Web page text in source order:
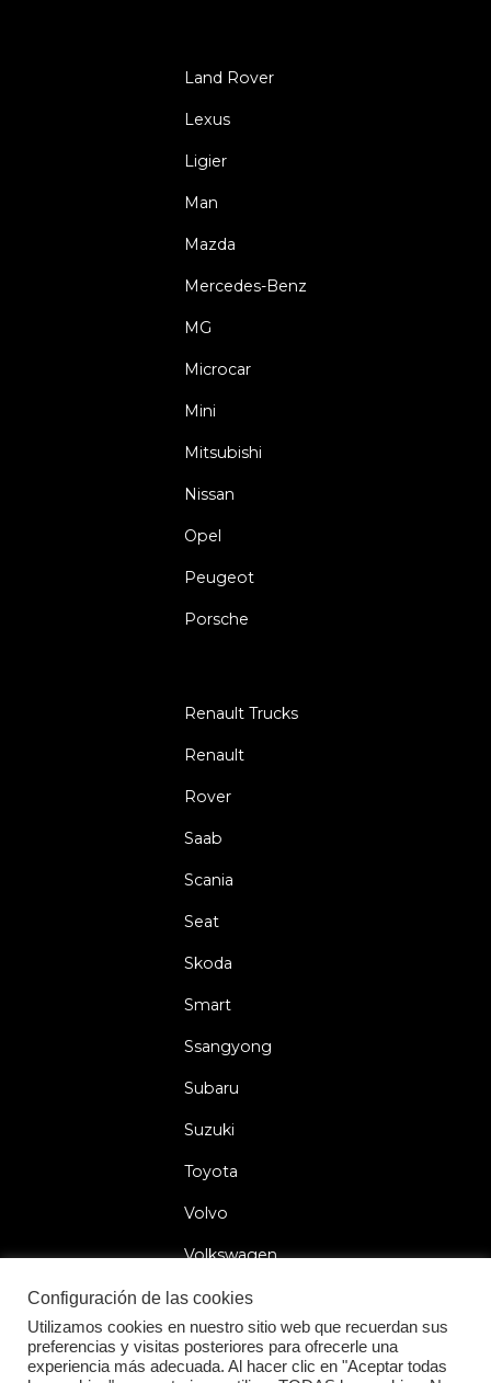
Land Rover
Lexus
Ligier
Man
Mazda
Mercedes-Benz
MG
Microcar
Mini
Mitsubishi
Nissan
Opel
Peugeot
Porsche
Renault Trucks
Renault
Rover
Saab
Scania
Seat
Skoda
Smart
Ssangyong
Subaru
Suzuki
Toyota
Volvo
Volkswagen
2026 © Car Lock Systems
Configuración de las cookies
Utilizamos cookies en nuestro sitio web que recuerdan sus
preferencias y visitas posteriores para ofrecerle una
experiencia más adecuada. Al hacer clic en "Aceptar todas